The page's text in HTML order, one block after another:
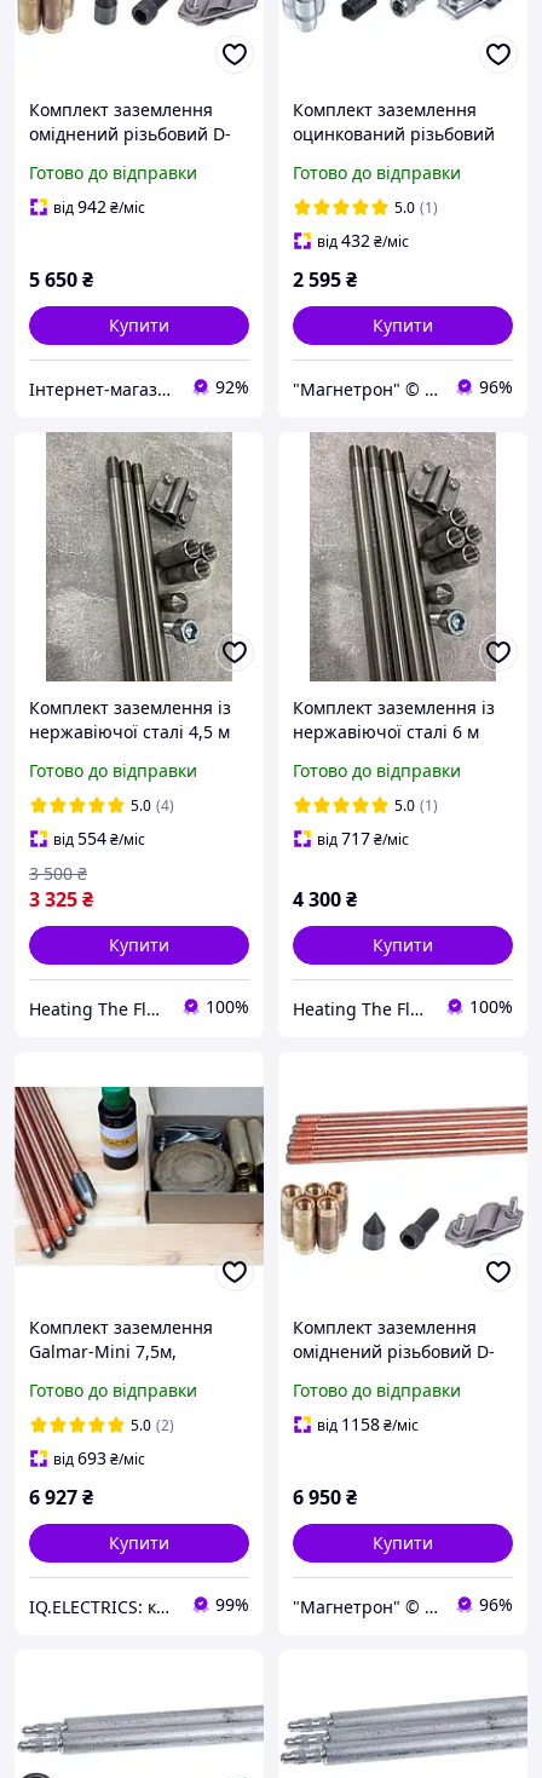
Комплект заземлення
оміднений різьбовий D-
Готово до відправки
від942₴/міс
5 650₴
Купити
Інтернет-магазин "Сервіс-М" 92%
Комплект заземлення
оцинкований різьбовий
Готово до відправки
5.0 (1)
від432₴/міс
2 595₴
Купити
"Магнетрон" © Інтернет-магазин запчастин та аксесуарів для побутової техніки 96%
Комплект заземлення із
нержавіючої сталі 4,5 м
Готово до відправки
5.0 (4)
від554₴/міс
3 325₴
3 500 ₴
Купити
Heating The Floor 100%
Комплект заземлення із
нержавіючої сталі 6 м
Готово до відправки
5.0 (1)
від717₴/міс
4 300₴
Купити
Heating The Floor 100%
Комплект заземлення
Galmar-Mini 7,5м,
громовідводів та захисту
об'єктів.
Готово до відправки
5.0 (2)
від693₴/міс
6 927₴
Купити
IQ.ELECTRICS: купити електрику оптом 99%
Комплект заземлення
оміднений різьбовий D-
Готово до відправки
від 1158₴/міс
6 950₴
Купити
"Магнетрон" © Інтернет-магазин запчастин та аксесуарів для побутової техніки 96%